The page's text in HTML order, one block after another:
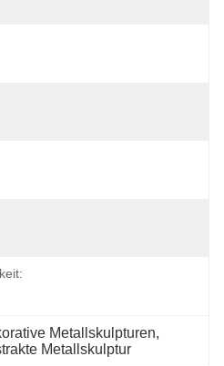
Metallskulpturen,
Metallskulptur